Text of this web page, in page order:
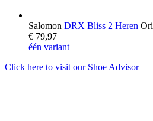
Salomon DRX Bliss 2 Heren
€ 79,97
één variant
Click here to visit our Shoe Advisor